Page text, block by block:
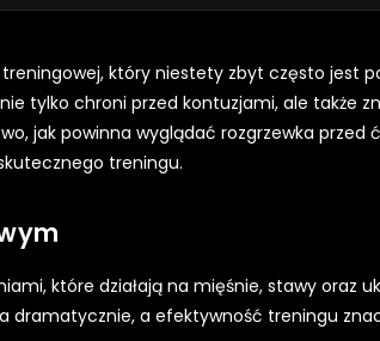
który niestety zbyt często jest
tylko chroni przed kontuzjami, ale także
jak powinna wyglądać rozgrzewka przed
treningu.
które działają na mięśnie, stawy oraz
dramatycznie, a efektywność treningu